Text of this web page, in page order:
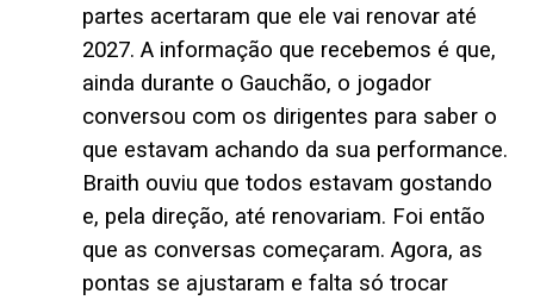
partes acertaram que ele vai renovar até
2027. A informação que recebemos é que,
ainda durante o Gauchão, o jogador
conversou com os dirigentes para saber o
que estavam achando da sua performance.
Braith ouviu que todos estavam gostando
e, pela direção, até renovariam. Foi então
que as conversas começaram. Agora, as
pontas se ajustaram e falta só trocar